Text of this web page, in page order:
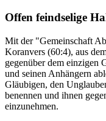
Offen feindselige
Mit der "Gemeinschaft
Koranvers (60:4), aus
gegenüber dem einzigen
und seinen Anhängern
Gläubigen, den
benennen und ihnen
einzunehmen.